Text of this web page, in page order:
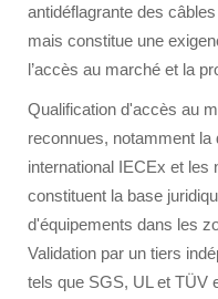
antidéflagrante des
mais constitue une
l’accès au marché et la
Qualification d'accès au
reconnues, notamment
international IECEx et
constituent la base
d'équipements dans les
Validation par un tiers
tels que SGS, UL et TÜV